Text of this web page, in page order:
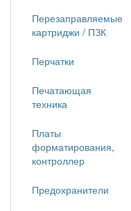
Перезаправляемые
картриджи / ПЗК
Перчатки
Печатающая
техника
Платы
форматирования,
контроллер
Предохранители